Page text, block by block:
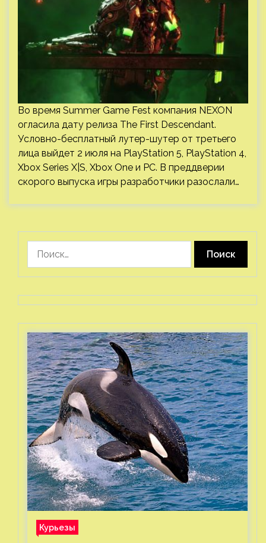
Во время Summer Game Fest компания NEXON
огласила дату релиза The First Descendant.
Условно-бесплатный лутер-шутер от третьего
лица выйдет 2 июля на PlayStation 5, PlayStation 4,
Xbox Series X|S, Xbox One и PC. В преддверии
скорого выпуска игры разработчики разослали…
Курьезы